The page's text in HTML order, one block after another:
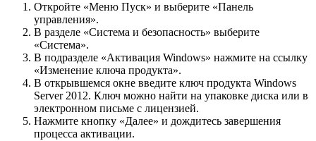
Откройте «Меню Пуск» и выберите «Панель
управления».
В разделе «Система и безопасность» выберите
«Система».
В подразделе «Активация Windows» нажмите на ссылку
«Изменение ключа продукта».
В открывшемся окне введите ключ продукта Windows
Server 2012. Ключ можно найти на упаковке диска или в
электронном письме с лицензией.
Нажмите кнопку «Далее» и дождитесь завершения
процесса активации.